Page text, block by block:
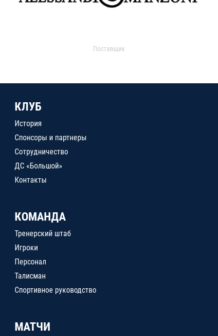
Поставщик
КЛУБ
История
Спонсоры и партнеры
Сотрудничество
ДС «Большой»
Контакты
КОМАНДА
Тренерский штаб
Игроки
Персонал
Талисман
Спортивное руководство
МАТЧИ